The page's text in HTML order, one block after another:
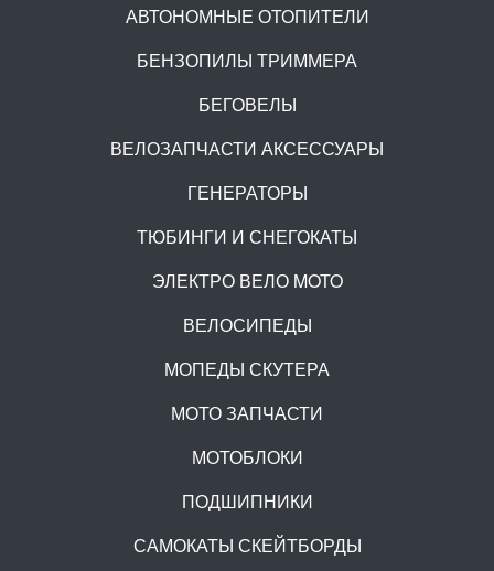
АВТОНОМНЫЕ ОТОПИТЕЛИ
БЕНЗОПИЛЫ ТРИММЕРА
БЕГОВЕЛЫ
ВЕЛОЗАПЧАСТИ АКСЕССУАРЫ
ГЕНЕРАТОРЫ
ТЮБИНГИ И СНЕГОКАТЫ
ЭЛЕКТРО ВЕЛО MOTO
ВЕЛОСИПЕДЫ
МОПЕДЫ СКУТЕРА
МОТО ЗАПЧАСТИ
МОТОБЛОКИ
ПОДШИПНИКИ
САМОКАТЫ СКЕЙТБОРДЫ